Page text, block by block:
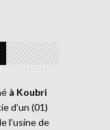
à Koubri
d’un (01)
l’usine de